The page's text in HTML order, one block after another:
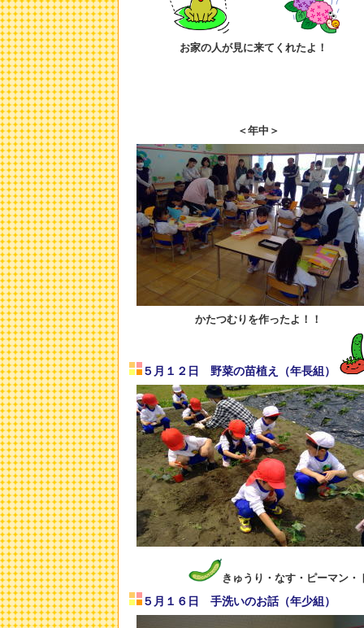
お家の人が見に来てくれたよ！
＜年中＞
かたつむりを作ったよ！！
５月１２日 野菜の苗植え（年長組）
きゅうり・なす・ピーマン
５月１６日 手洗いのお話（年少組）